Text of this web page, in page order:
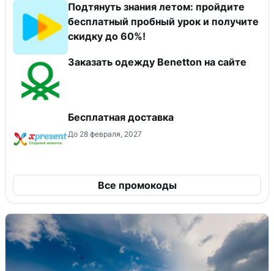
Подтянуть знания летом: пройдите
бесплатный пробный урок и получите
скидку до 60%!
Заказать одежду Benetton на сайте
Бесплатная доставка
До 28 февраля, 2027
Все промокоды